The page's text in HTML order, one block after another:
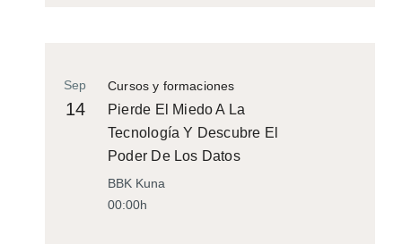
Cursos y formaciones
Sep
14
Pierde El Miedo A La
Tecnología Y Descubre El
Poder De Los Datos
BBK Kuna
00:00h